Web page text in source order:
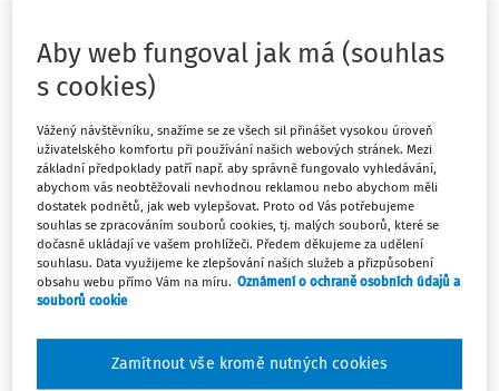
po něm požaduje práci nad stanovenou týdenní pracovní
dobu a mimo rozvrh směn.
Za zaměstnavatele nařizuje práci přesčas zpravidla
oprávněný vedoucí zaměstnanec, protože je to on, kdo
organizuje svým podřízeným práci a vyhodnocuje též
potřebu práce přesčas. Zákon neřeší formu nařízení
práce přesčas, ta může být jak písemná, tak ústní;
z hlediska prokazatelnosti je pro zaměstnavatele
vhodnější samozřejmě forma písemná nebo jiný způsob,
Aby web fungoval jak má (souhlas
s cookies)
Vážený návštěvníku, snažíme se ze všech sil přinášet vysokou úroveň
uživatelského komfortu při používání našich webových stránek. Mezi
základní předpoklady patří např. aby správně fungovalo vyhledávání,
abychom vás neobtěžovali nevhodnou reklamou nebo abychom měli
dostatek podnětů, jak web vylepšovat. Proto od Vás potřebujeme
souhlas se zpracováním souborů cookies, tj. malých souborů, které se
dočasně ukládají ve vašem prohlížeči. Předem děkujeme za udělení
souhlasu. Data využijeme ke zlepšování našich služeb a přizpůsobení
obsahu webu přímo Vám na míru. Oznámení o ochraně osobních údajů a
souborů cookie
Zamítnout vše kromě nutných cookies